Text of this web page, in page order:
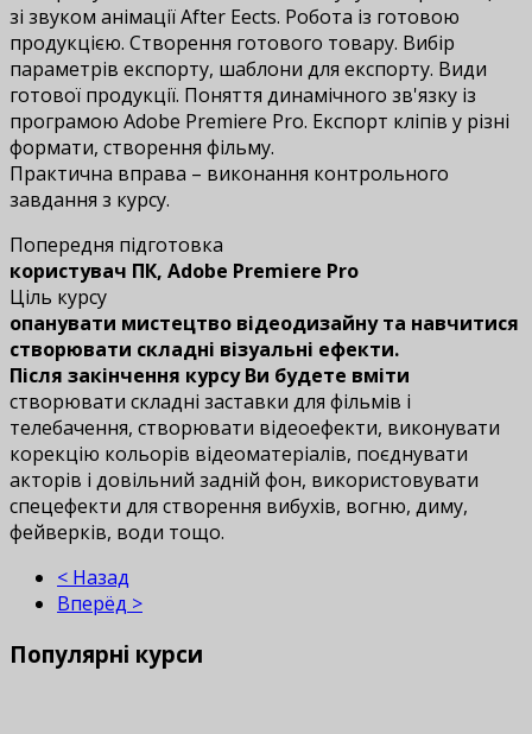
зі звуком анімації After Effects. Робота із готовою
продукцією. Створення готового товару. Вибір
параметрів експорту, шаблони для експорту. Види
готової продукції. Поняття динамічного зв'язку із
програмою Adobe Premiere Pro. Експорт кліпів у різні
формати, створення фільму.
Практична вправа – виконання контрольного
завдання з курсу.
Попередня підготовка
користувач ПК, Adobe Premiere Pro
Ціль курсу
опанувати мистецтво відеодизайну та навчитися
створювати складні візуальні ефекти.
Після закінчення курсу Ви будете вміти
створювати складні заставки для фільмів і
телебачення, створювати відеоефекти, виконувати
корекцію кольорів відеоматеріалів, поєднувати
акторів і довільний задній фон, використовувати
спецефекти для створення вибухів, вогню, диму,
фейверків, води тощо.
< Назад
Вперёд >
Популярні курси